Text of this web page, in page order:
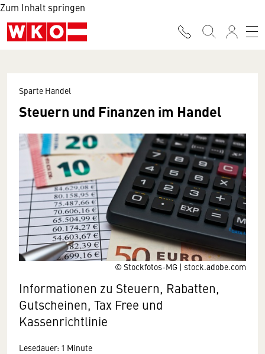
Zum Inhalt springen
© Stockfotos-MG | stock.adobe.com
Sparte Handel
Steuern und Finanzen im Handel
Informationen zu Steuern, Rabatten,
Gutscheinen, Tax Free und
Kassenrichtlinie
Lesedauer: 1 Minute